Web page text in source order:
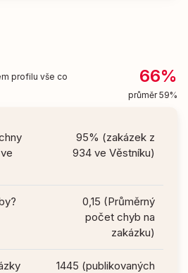
profilu vše co
66%
průměr 59%
95% (zakázek z
934 ve Věstníku)
0,15 (Průměrný
počet chyb na
zakázku)
1445 (publikovaných